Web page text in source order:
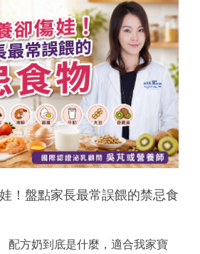
！盤點家長最常誤餵的禁忌食
配方奶到底是什麼，適合我家寶